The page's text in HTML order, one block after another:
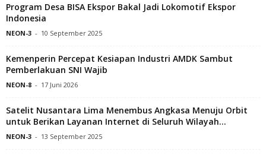
Program Desa BISA Ekspor Bakal Jadi Lokomotif Ekspor
Indonesia
NEON-3 - 10 September 2025
Kemenperin Percepat Kesiapan Industri AMDK Sambut
Pemberlakuan SNI Wajib
NEON-8 - 17 Juni 2026
Satelit Nusantara Lima Menembus Angkasa Menuju Orbit
untuk Berikan Layanan Internet di Seluruh Wilayah...
NEON-3 - 13 September 2025